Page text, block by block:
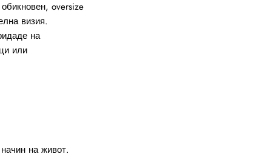
oversize
визия.
на
или
на живот.